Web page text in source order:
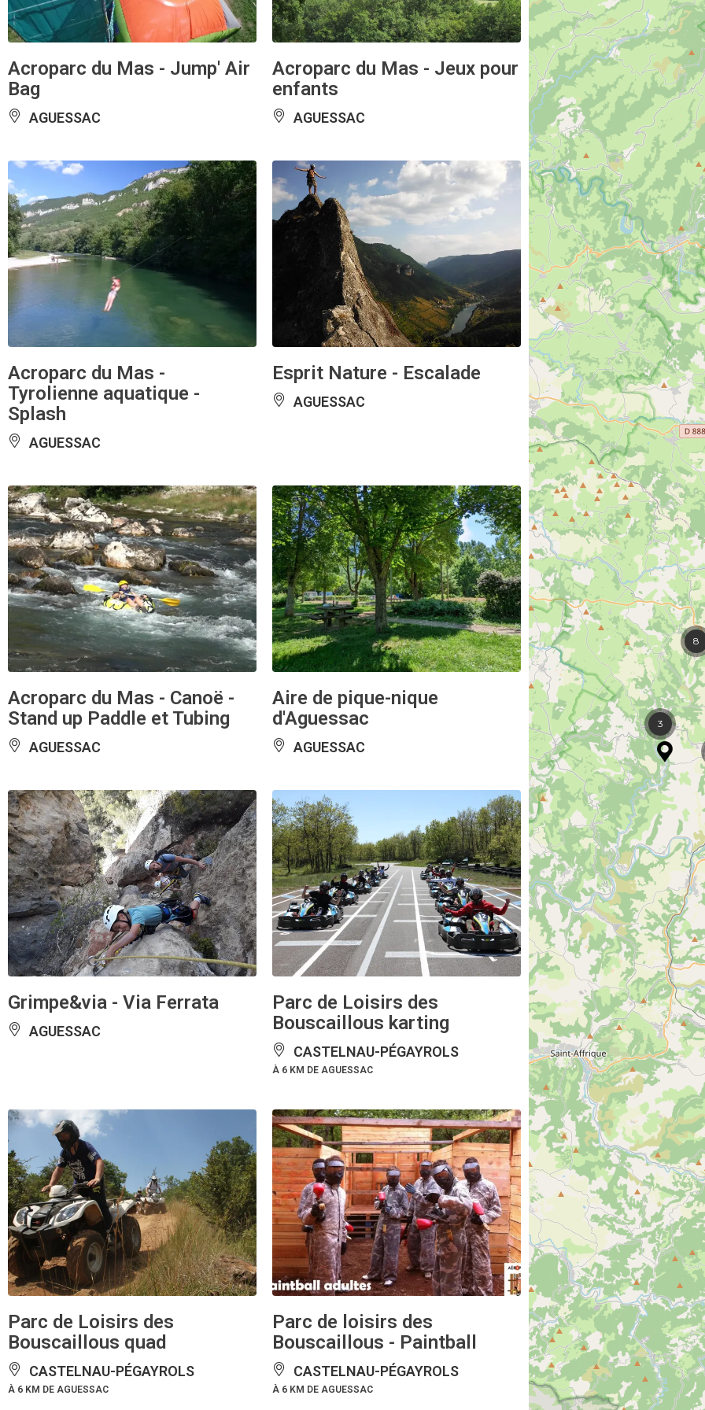
Acroparc du Mas - Jump' Air
Bag
AGUESSAC
Acroparc du Mas - Jeux pour
enfants
AGUESSAC
Acroparc du Mas -
Tyrolienne aquatique -
Splash
AGUESSAC
Esprit Nature - Escalade
AGUESSAC
Acroparc du Mas - Canoë -
Stand up Paddle et Tubing
AGUESSAC
Aire de pique-nique
d'Aguessac
AGUESSAC
Grimpe&via - Via Ferrata
AGUESSAC
Parc de Loisirs des
Bouscaillous karting
CASTELNAU-PÉGAYROLS
À 6 KM DE AGUESSAC
Parc de Loisirs des
Bouscaillous quad
CASTELNAU-PÉGAYROLS
À 6 KM DE AGUESSAC
Parc de loisirs des
Bouscaillous - Paintball
CASTELNAU-PÉGAYROLS
À 6 KM DE AGUESSAC
8
3